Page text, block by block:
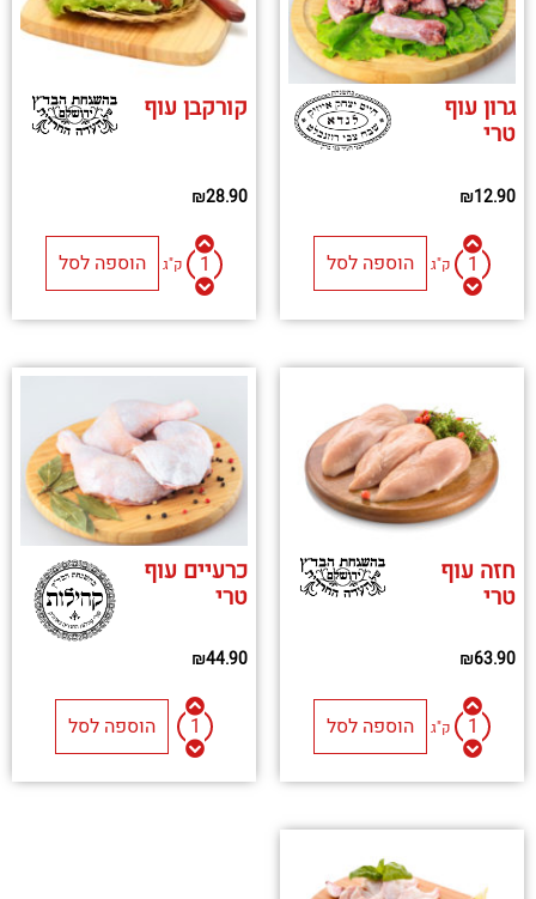
גרון עוף
טרי
₪12.90
ק"ג הוספה לסל
קורקבן עוף
₪28.90
ק"ג הוספה לסל
חזה עוף
טרי
₪63.90
ק"ג הוספה לסל
כרעיים עוף
טרי
₪44.90
הוספה לסל